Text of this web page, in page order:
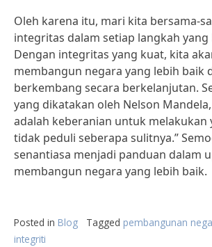
Oleh karena itu, mari kita bersama-
integritas dalam setiap langkah yang
Dengan integritas yang kuat, kita
membangun negara yang lebih baik
berkembang secara berkelanjutan.
yang dikatakan oleh Nelson
adalah keberanian untuk melakukan
tidak peduli seberapa sulitnya.”
senantiasa menjadi panduan dalam
membangun negara yang lebih baik.
Posted in Blog Tagged pembangunan
integriti